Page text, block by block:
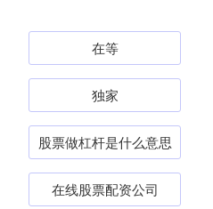
在等
独家
股票做杠杆是什么意思
在线股票配资公司